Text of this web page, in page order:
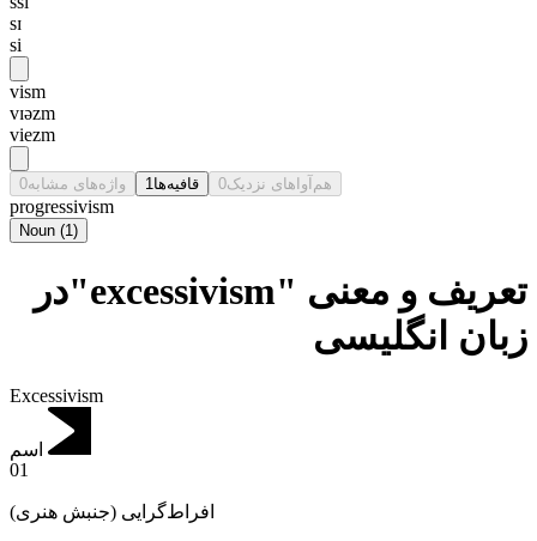
sɪ
si
vism
vɪəzm
viezm
واژه‌های مشابه0 قافیه‌ها 1 هم‌آواهای نزدیک0
progressivism
Noun (1)
تعریف و معنی "excessivism"در
زبان انگلیسی
Excessivism
اسم
01
افراط‌گرایی (جنبش هنری)